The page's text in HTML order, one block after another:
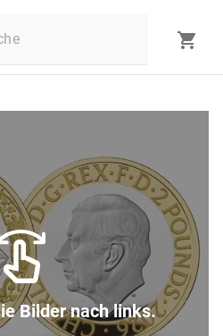
Bilder nach links.